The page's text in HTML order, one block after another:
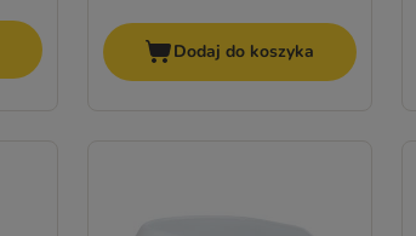
Dodaj do koszyka